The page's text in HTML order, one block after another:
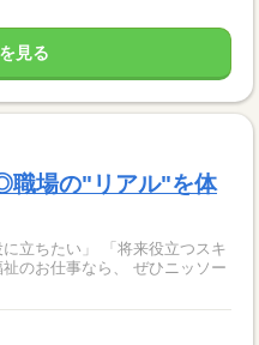
見る
職場の"リアル"を体
立ちたい」 「将来役立つスキ